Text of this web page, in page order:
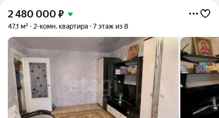
2 480 000 ₽
47,1 м² 2-комн. квартира 7 этаж из 8